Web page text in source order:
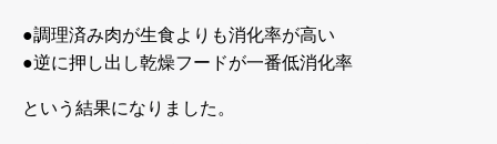
●調理済み肉が生食よりも消化率が高い
●逆に押し出し乾燥フードが一番低消化率
という結果になりました。